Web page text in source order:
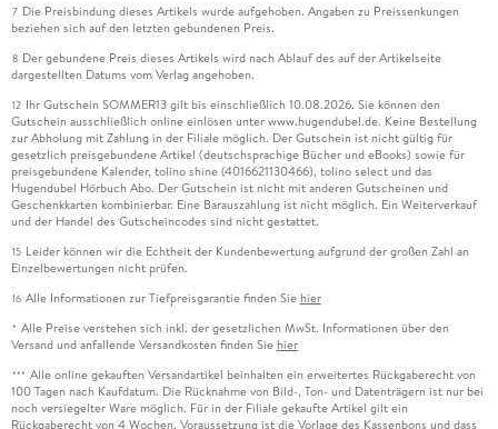
7 Die Preisbindung dieses Artikels wurde aufgehoben. Angaben zu Preissenkungen
beziehen sich auf den letzten gebundenen Preis.
8 Der gebundene Preis dieses Artikels wird nach Ablauf des auf der Artikelseite
dargestellten Datums vom Verlag angehoben.
12 Ihr Gutschein SOMMER13 gilt bis einschließlich 10.08.2026. Sie können den
Gutschein ausschließlich online einlösen unter www.hugendubel.de. Keine Bestellung
zur Abholung mit Zahlung in der Filiale möglich. Der Gutschein ist nicht gültig für
gesetzlich preisgebundene Artikel (deutschsprachige Bücher und eBooks) sowie für
preisgebundene Kalender, tolino shine (4016621130466), tolino select und das
Hugendubel Hörbuch Abo. Der Gutschein ist nicht mit anderen Gutscheinen und
Geschenkkarten kombinierbar. Eine Barauszahlung ist nicht möglich. Ein Weiterverkauf
und der Handel des Gutscheincodes sind nicht gestattet.
15 Leider können wir die Echtheit der Kundenbewertung aufgrund der großen Zahl an
Einzelbewertungen nicht prüfen.
16 Alle Informationen zur Tiefpreisgarantie finden Sie hier
* Alle Preise verstehen sich inkl. der gesetzlichen MwSt. Informationen über den
Versand und anfallende Versandkosten finden Sie hier
*** Alle online gekauften Versandartikel beinhalten ein erweitertes Rückgaberecht von
100 Tagen nach Kaufdatum. Die Rücknahme von Bild-, Ton- und Datenträgern ist nur bei
noch versiegelter Ware möglich. Für in der Filiale gekaufte Artikel gilt ein
Rückgaberecht von 4 Wochen. Voraussetzung ist die Vorlage des Kassenbons und dass